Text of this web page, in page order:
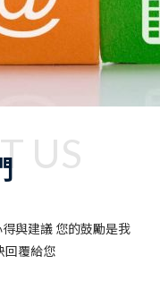
US
與建議 您的鼓勵是我
回覆給您